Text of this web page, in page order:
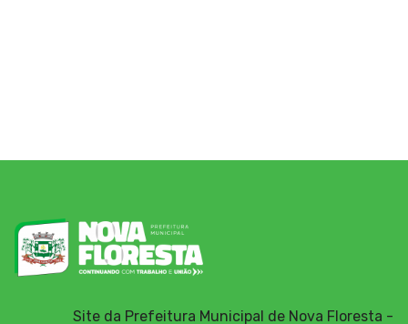
Site da Prefeitura Municipal de Nova Floresta -